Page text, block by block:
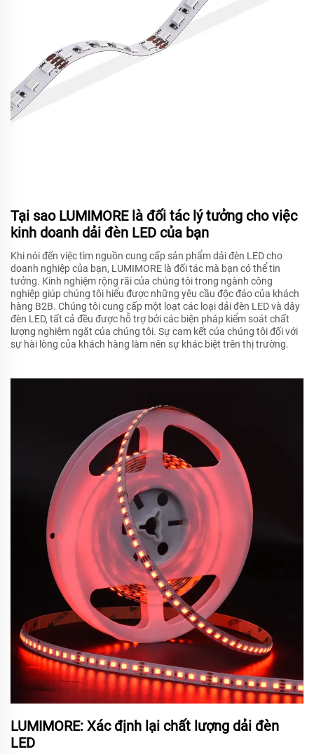
Tại sao LUMIMORE là đối tác lý tưởng cho việc
kinh doanh dải đèn LED của bạn
Khi nói đến việc tìm nguồn cung cấp sản phẩm dải đèn LED cho
doanh nghiệp của bạn, LUMIMORE là đối tác mà bạn có thể tin
tưởng. Kinh nghiệm rộng rãi của chúng tôi trong ngành công
nghiệp giúp chúng tôi hiểu được những yêu cầu độc đáo của khách
hàng B2B. Chúng tôi cung cấp một loạt các loại dải đèn LED và dây
đèn LED, tất cả đều được hỗ trợ bởi các biện pháp kiểm soát chất
lượng nghiêm ngặt của chúng tôi. Sự cam kết của chúng tôi đối với
sự hài lòng của khách hàng làm nên sự khác biệt trên thị trường.
LUMIMORE: Xác định lại chất lượng dải đèn
LED